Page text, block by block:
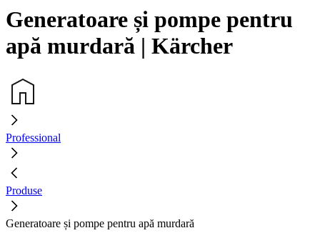
Generatoare și pompe pentru
apă murdară | Kärcher
Professional
Produse
Generatoare și pompe pentru apă murdară